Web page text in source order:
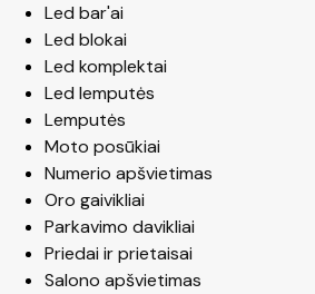
Led bar'ai
Led blokai
Led komplektai
Led lemputės
Lemputės
Moto posūkiai
Numerio apšvietimas
Oro gaivikliai
Parkavimo davikliai
Priedai ir prietaisai
Salono apšvietimas